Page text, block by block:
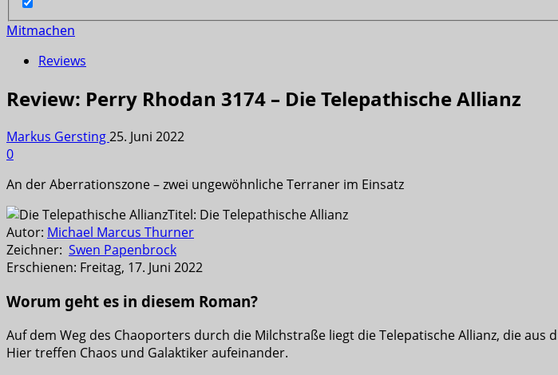
Mitmachen
Reviews
Review: Perry Rhodan 3174 – Die Telepathische Allianz
Markus Gersting25. Juni 2022
0
An der Aberrationszone – zwei ungewöhnliche Terraner im Einsatz
Titel: Die Telepathische Allianz
Autor: Michael Marcus Thurner
Zeichner: Swen Papenbrock
Erschienen: Freitag, 17. Juni 2022
Worum geht es in diesem Roman?
Auf dem Weg des Chaoporters durch die Milchstraße liegt die Telepatische Allianz, die
Hier treffen Chaos und Galaktiker aufeinander.